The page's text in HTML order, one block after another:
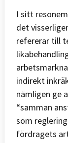
I sitt
det
refererar till
indirekt
nämligen ge
“samman
som
fördragets